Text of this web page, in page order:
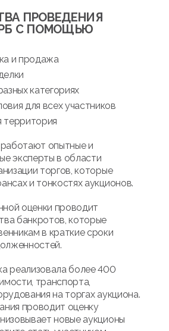
ПРОВЕДЕНИЯ
С ПОМОЩЬЮ
и продажа
категориях
для всех участников
территория
опытные и
эксперты в области
торгов, которые
и тонкостях аукционов.
оценки проводит
банкротов, которые
в краткие сроки
реализовала более 400
транспорта,
на торгах аукциона.
проводит оценку
новые аукционы